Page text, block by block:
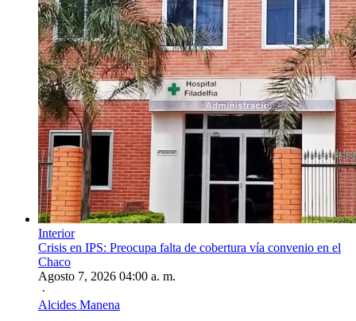
Interior
Crisis en IPS: Preocupa falta de cobertura vía convenio en el
Chaco
Agosto 7, 2026 04:00 a. m.
·
Alcides Manena